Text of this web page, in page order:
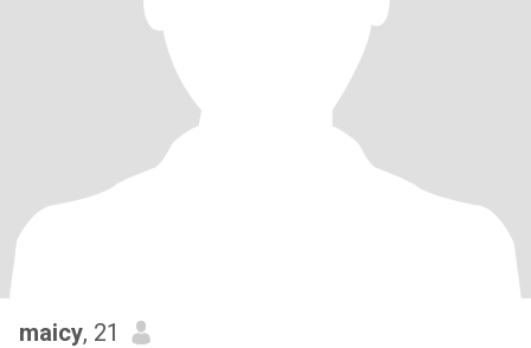
maicy, 21